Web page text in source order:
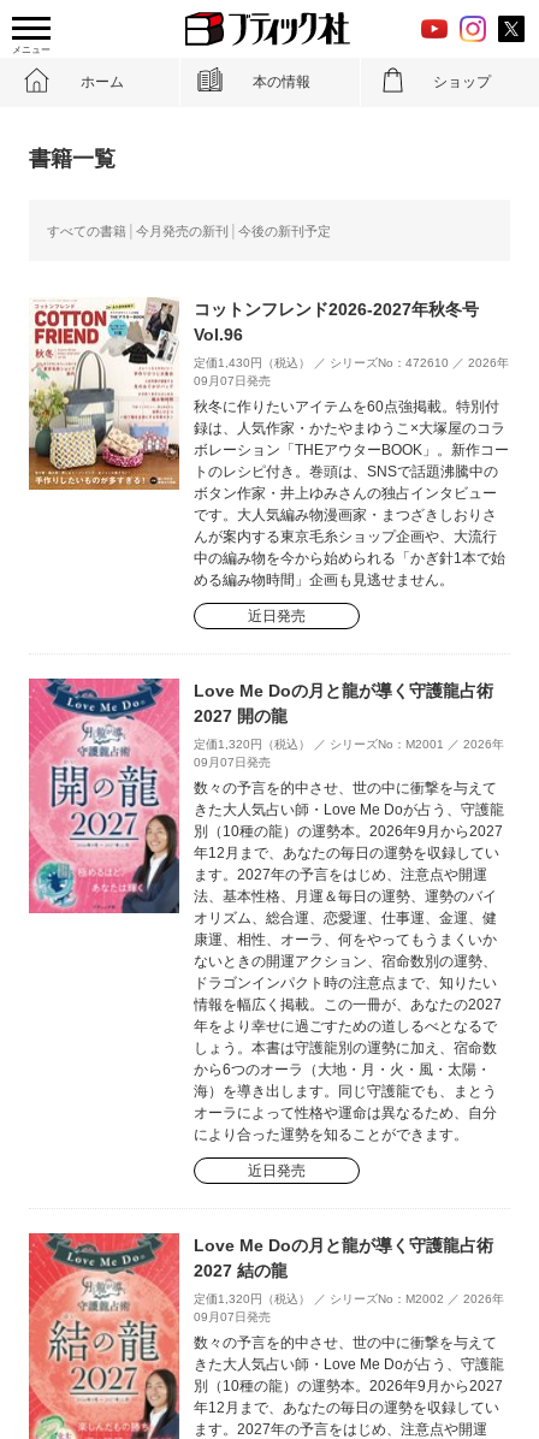
メニュー
ホーム 本の情報 ショップ
書籍一覧
すべての書籍 今月発売の新刊 今後の新刊予定
コットンフレンド2026-2027年秋冬号
Vol.96
定価1,430円（税込） ／ シリーズNo：472610 ／ 2026年
09月07日発売
秋冬に作りたいアイテムを60点強掲載。特別付
録は、人気作家・かたやまゆうこ×大塚屋のコラ
ボレーション「THEアウターBOOK」。新作コー
トのレシピ付き。巻頭は、SNSで話題沸騰中の
ボタン作家・井上ゆみさんの独占インタビュー
です。大人気編み物漫画家・まつざきしおりさ
んが案内する東京毛糸ショップ企画や、大流行
中の編み物を今から始められる「かぎ針1本で始
める編み物時間」企画も見逃せません。
近日発売
Love Me Doの月と龍が導く守護龍占術
2027 開の龍
定価1,320円（税込） ／ シリーズNo：M2001 ／ 2026年
09月07日発売
数々の予言を的中させ、世の中に衝撃を与えて
きた大人気占い師・Love Me Doが占う、守護龍
別（10種の龍）の運勢本。2026年9月から2027
年12月まで、あなたの毎日の運勢を収録してい
ます。2027年の予言をはじめ、注意点や開運
法、基本性格、月運＆毎日の運勢、運勢のバイ
オリズム、総合運、恋愛運、仕事運、金運、健
康運、相性、オーラ、何をやってもうまくいか
ないときの開運アクション、宿命数別の運勢、
ドラゴンインパクト時の注意点まで、知りたい
情報を幅広く掲載。この一冊が、あなたの2027
年をより幸せに過ごすための道しるべとなるで
しょう。本書は守護龍別の運勢に加え、宿命数
から6つのオーラ（大地・月・火・風・太陽・
海）を導き出します。同じ守護龍でも、まとう
オーラによって性格や運命は異なるため、自分
により合った運勢を知ることができます。
近日発売
Love Me Doの月と龍が導く守護龍占術
2027 結の龍
定価1,320円（税込） ／ シリーズNo：M2002 ／ 2026年
09月07日発売
数々の予言を的中させ、世の中に衝撃を与えて
きた大人気占い師・Love Me Doが占う、守護龍
別（10種の龍）の運勢本。2026年9月から2027
年12月まで、あなたの毎日の運勢を収録してい
ます。2027年の予言をはじめ、注意点や開運